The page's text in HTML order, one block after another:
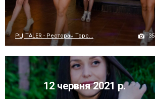
РЦ TALER - Ресторан Торс... 35
12 червня 2021 р.